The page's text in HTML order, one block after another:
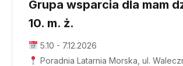
Grupa wsparcia dla mam
10. m. ż.
5.10 - 7.12.2026
Poradnia Latarnia Morska, ul.